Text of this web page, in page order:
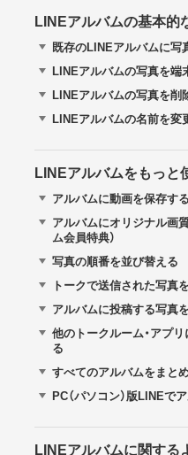
LINEアルバムの基本的
既存のLINEアルバムに写
LINEアルバムの写真を端
LINEアルバムの写真を削
LINEアルバムの名前を変
LINEアルバムをもっと
アルバムに動画を保存す
アルバムにオリジナル画
ム会員特典）
写真の順番を並び替える
トークで送信された写真
アルバムに投稿する写真
他のトークルーム・アプ
る
すべてのアルバムをまと
PC（パソコン）版LINEで
LINEアルバムに関する